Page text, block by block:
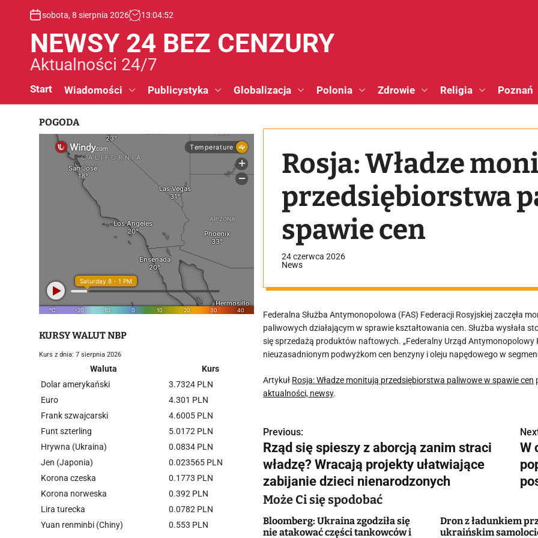
sobota, 8 sierpnia 2026 13:04:53
NEWSY 24 BEZ CENZURY
Aktualności 24/7
Start Wiadomości Publicystyka Globalizacja Polonia Zdrowie Religia Poznań
Rosja: Władze
przedsiębiorstwa
spawie cen
24 czerwca 2026
News
Federalna Służba Antymonopolowa (FAS) Federacji Rosyjskiej zaczęła
paliwowych działającym w sprawie kształtowania cen. Służba wysłała
się sprzedażą produktów naftowych. „Federalny Urząd Antymonopolowy
nieuzasadnionym podwyżkom cen benzyny i oleju napędowego w
Artykuł Rosja: Władze monitują przedsiębiorstwa paliwowe w spawie cen
aktualności, newsy.
N
a
w
i
g
Previous:
Rząd się spieszy z aborcją zanim straci
władzę? Wracają projekty ułatwiające
zabijanie dzieci nienarodzonych
W
Może Ci się spodobać
Bloomberg: Ukraina zgodziła się
nie atakować części tankowców i
Dron z ładunkiem
ukraińskim
POGODA
KURSY WALUT NBP
Kurs z dnia: 7 sierpnia 2026
Waluta
Kurs
Dolar amerykański
3.7324 PLN
Euro
4.301 PLN
Frank szwajcarski
4.6005 PLN
Funt szterling
5.0172 PLN
Hrywna (Ukraina)
0.0834 PLN
Jen (Japonia)
0.023565 PLN
Korona czeska
0.1773 PLN
Korona norweska
0.392 PLN
Lira turecka
0.0782 PLN
Yuan renminbi (Chiny)
0.553 PLN